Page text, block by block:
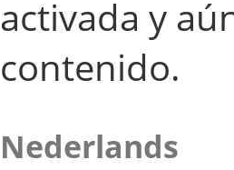
activada y
contenido.
Nederlands